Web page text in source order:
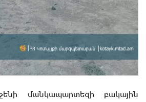
մանկապարտեզի բակային